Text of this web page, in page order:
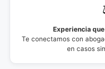
Experiencia
Te conectamos con
en casos